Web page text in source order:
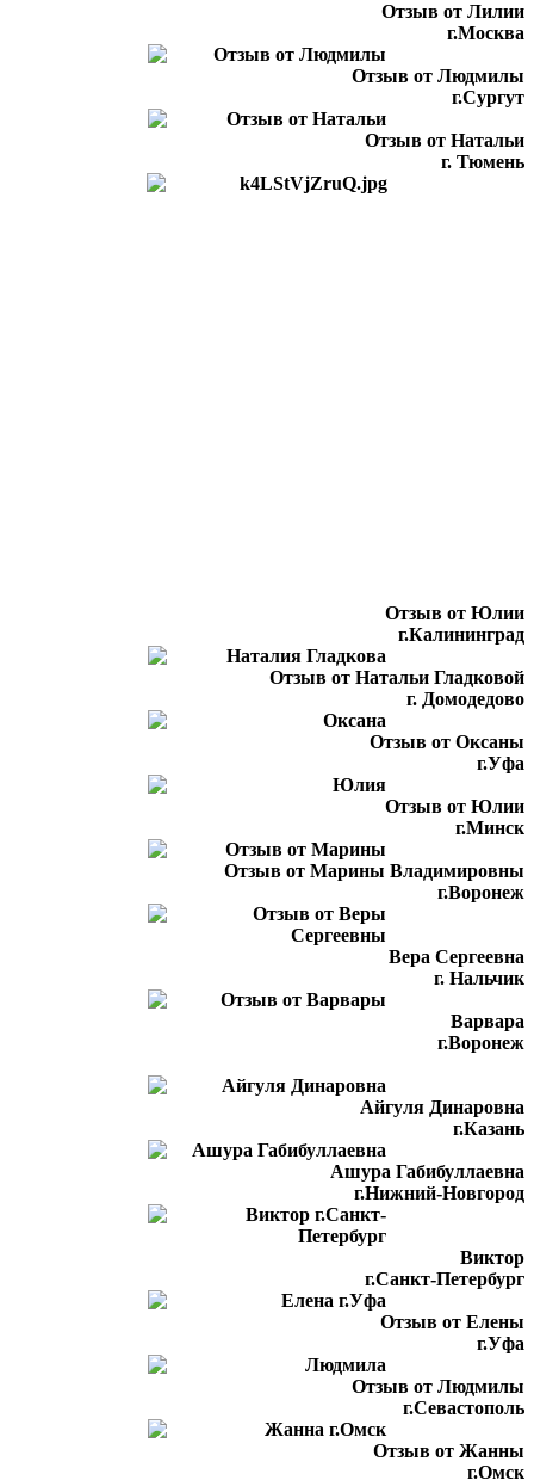
Отзыв от Лилии
г.Москва
Отзыв от Людмилы
г.Сургут
Отзыв от Натальи
г. Тюмень
Отзыв от Юлии
г.Калининград
Отзыв от Натальи Гладковой
г. Домодедово
Отзыв от Оксаны
г.Уфа
Отзыв от Юлии
г.Минск
Отзыв от Марины Владимировны
г.Воронеж
Вера Сергеевна
г. Нальчик
Варвара
г.Воронеж
Айгуля Динаровна
г.Казань
Ашура Габибуллаевна
г.Нижний-Новгород
Виктор
г.Санкт-Петербург
Отзыв от Елены
г.Уфа
Отзыв от Людмилы
г.Севастополь
Отзыв от Жанны
г.Омск